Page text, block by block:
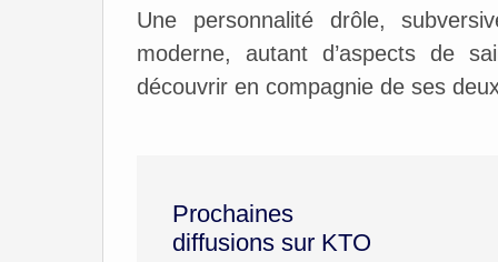
Une personnalité drôle,
moderne, autant d’aspects de
découvrir en compagnie de ses
Prochaines
diffusions sur KTO